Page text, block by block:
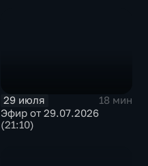
29 июля
18 мин
Эфир от 29.07.2026
(21:10)